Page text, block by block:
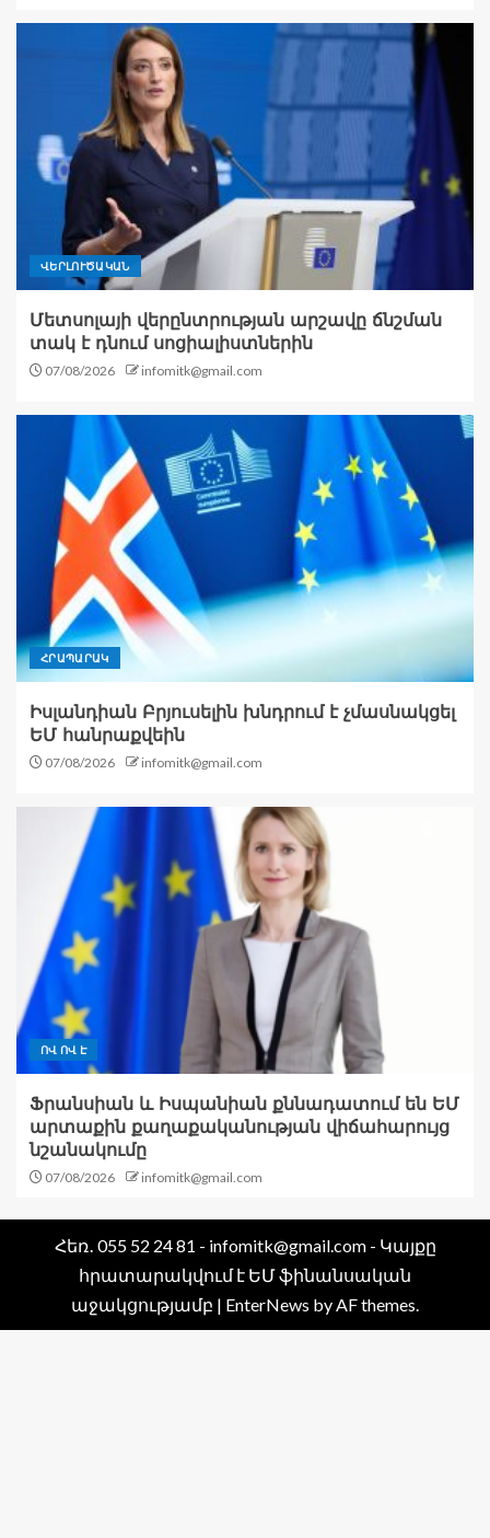
ՎԵՐԼՈՒԾԱԿԱՆ
Մետսոլայի վերընտրության արշավը ճնշման
տակ է դնում սոցիալիստներին
07/08/2026 infomitk@gmail.com
ՀՐԱՊԱՐԱԿ
Իսլանդիան Բրյուսելին խնդրում է չմասնակցել
ԵՄ հանրաքվեին
07/08/2026 infomitk@gmail.com
ՈՎ ՈՎ Է
Ֆրանսիան և Իսպանիան քննադատում են ԵՄ
արտաքին քաղաքականության վիճահարույց
նշանակումը
07/08/2026 infomitk@gmail.com
Հեռ․ 055 52 24 81 - infomitk@gmail.com - Կայքը
հրատարակվում է ԵՄ ֆինանսական
աջակցությամբ | EnterNews by AF themes.